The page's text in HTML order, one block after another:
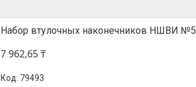
Набор втулочных наконечников НШВИ №5
7 962,65 ₸
79493